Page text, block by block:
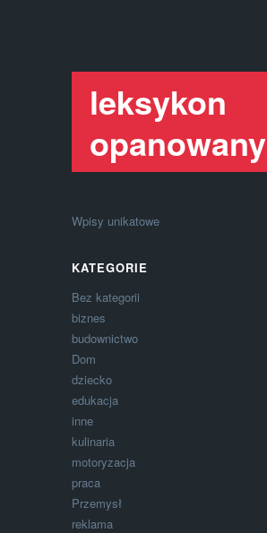
leksykon
opanowany
Wpisy unikatowe
KATEGORIE
Bez kategorii
biznes
budownictwo
Dom
dziecko
edukacja
inne
kulinaria
motoryzacja
praca
Przemysł
reklama